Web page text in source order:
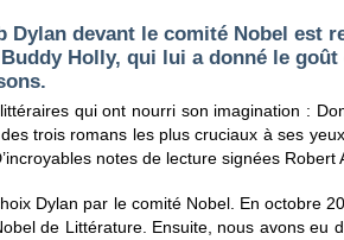
devant le comité Nobel est
Holly, qui lui a donné le
qui ont nourri son imagination :
trois romans les plus cruciaux à ses
notes de lecture signées Robert
Dylan par le comité Nobel. En octobre
de Littérature. Ensuite, nous avons